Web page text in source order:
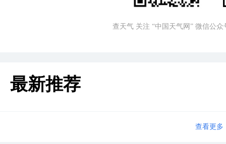
查天气 关注 “中国天气网” 微信公众
最新推荐
查看更多